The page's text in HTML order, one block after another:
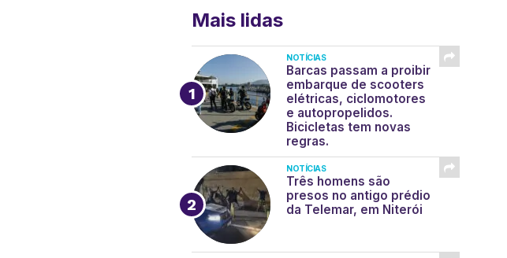
Mais lidas
NOTÍCIAS
Barcas passam a proibir
embarque de scooters
elétricas, ciclomotores
e autopropelidos.
Bicicletas tem novas
regras.
NOTÍCIAS
Três homens são
presos no antigo prédio
da Telemar, em Niterói